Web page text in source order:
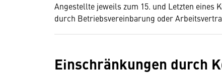
Angestellte jeweils zum 15. und Letzten eines
durch Betriebsvereinbarung oder
Einschränkungen durch